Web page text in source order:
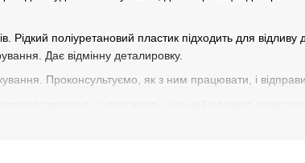
поліуретановий пластик підходить для відливу
Дає відмінну деталировку.
Проконсультуємо, як з ним працювати, і